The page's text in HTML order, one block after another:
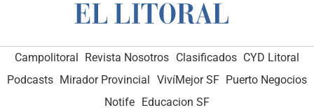
Campolitoral Revista Nosotros Clasificados CYD Litoral
Podcasts Mirador Provincial VivíMejor SF Puerto Negocios
Notife Educacion SF